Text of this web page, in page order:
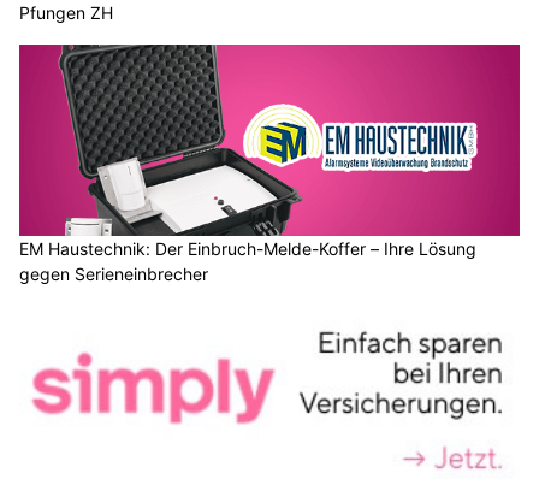
Pfungen ZH
EM Haustechnik: Der Einbruch-Melde-Koffer – Ihre Lösung
gegen Serieneinbrecher